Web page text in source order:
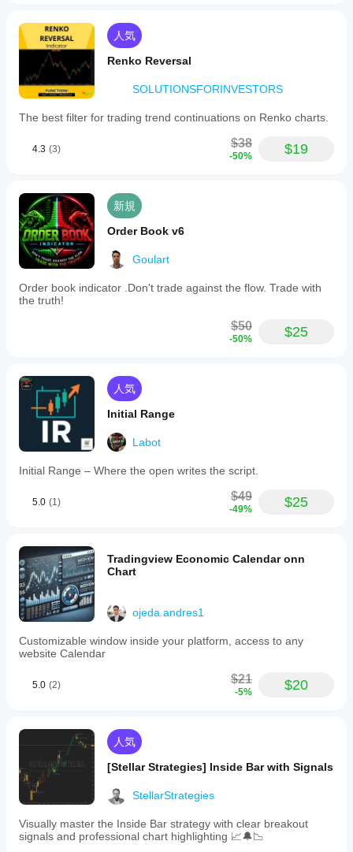
人気
Renko Reversal
SOLUTIONSFORINVESTORS
The best filter for trading trend continuations on Renko charts.
4.3 (3) $38
-50% $19
新規
Order Book v6
Goulart
Order book indicator .Don't trade against the flow. Trade with
the truth!
$50
-50% $25
人気
Initial Range
Labot
Initial Range – Where the open writes the script.
5.0 (1) $49
-49% $25
Tradingview Economic Calendar onn
Chart
ojeda.andres1
Customizable window inside your platform, access to any
website Calendar
5.0 (2) $21
-5% $20
人気
[Stellar Strategies] Inside Bar with Signals
StellarStrategies
Visually master the Inside Bar strategy with clear breakout
signals and professional chart highlighting 📈🔔📉